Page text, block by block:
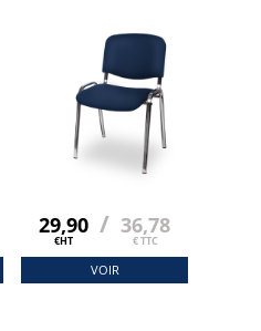
29,90
€HT
/ 36,78
€ TTC
VOIR